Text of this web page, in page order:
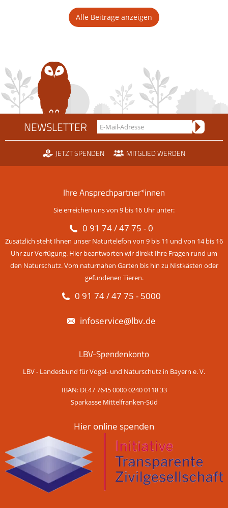
aus
derAlle Beiträge anzeigen
NEWSLETTER
JETZT SPENDEN MITGLIED WERDEN
Ihre Ansprechpartner*innen
Sie erreichen uns von 9 bis 16 Uhr unter:
0 91 74 / 47 75 - 0
Zusätzlich steht Ihnen unser Naturtelefon von 9 bis 11 und von 14 bis 16
Uhr zur Verfügung. Hier beantworten wir direkt Ihre Fragen rund um
den Naturschutz. Vom naturnahen Garten bis hin zu Nistkästen oder
gefundenen Tieren.
0 91 74 / 47 75 - 5000
infoservice@lbv.de
LBV-Spendenkonto
LBV - Landesbund für Vogel- und Naturschutz in Bayern e. V.
IBAN: DE47 7645 0000 0240 0118 33
Sparkasse Mittelfranken-Süd
Hier online spenden